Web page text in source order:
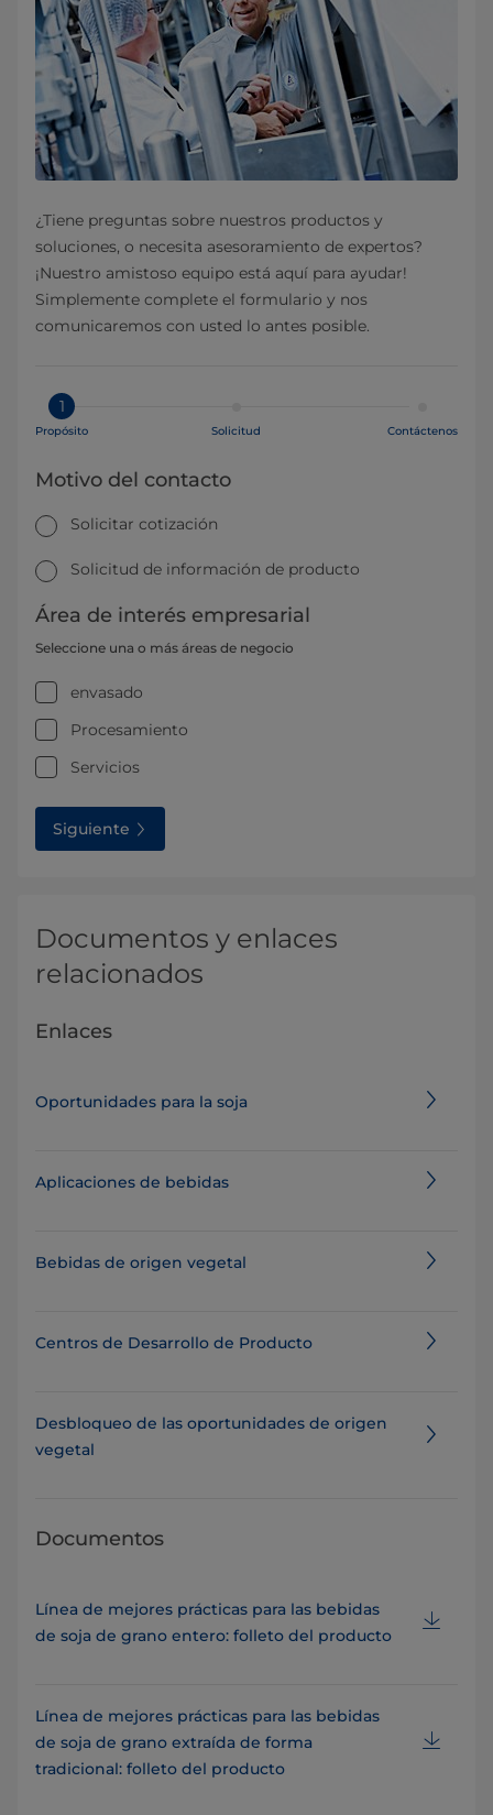
¿Tiene preguntas sobre nuestros productos y
soluciones, o necesita asesoramiento de expertos?
¡Nuestro amistoso equipo está aquí para ayudar!
Simplemente complete el formulario y nos
comunicaremos con usted lo antes posible.
1
Propósito Solicitud Contáctenos
Motivo del contacto
Solicitar cotización
Solicitud de información de producto
Área de interés empresarial
Seleccione una o más áreas de negocio
envasado
Procesamiento
Servicios
Siguiente
Documentos y enlaces
relacionados
Enlaces
Oportunidades para la soja
Aplicaciones de bebidas
Bebidas de origen vegetal
Centros de Desarrollo de Producto
Desbloqueo de las oportunidades de origen
vegetal
Documentos
Línea de mejores prácticas para las bebidas
de soja de grano entero: folleto del producto
Línea de mejores prácticas para las bebidas
de soja de grano extraída de forma
tradicional: folleto del producto